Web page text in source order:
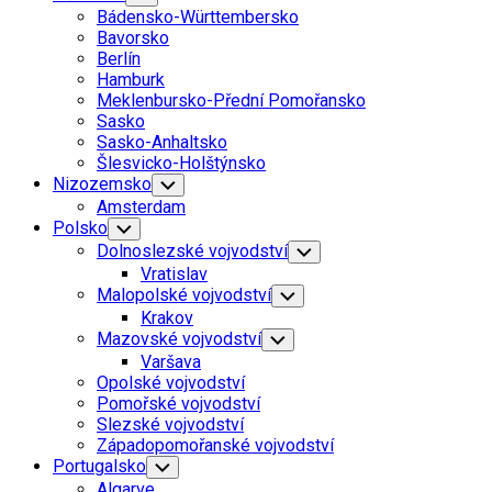
Child
Menu
Bádensko-Württembersko
Bavorsko
Berlín
Hamburk
Meklenbursko-Přední Pomořansko
Sasko
Sasko-Anhaltsko
Šlesvicko-Holštýnsko
Nizozemsko Toggle
Child
Menu
Amsterdam
Polsko Toggle
Child
Menu
Dolnoslezské vojvodství Toggle
Child
Menu
Vratislav
Malopolské vojvodství Toggle
Child
Menu
Krakov
Mazovské vojvodství Toggle
Child
Varšava
Opolské vojvodství
Pomořské vojvodství
Slezské vojvodství
Západopomořanské vojvodství
Portugalsko Toggle
Child